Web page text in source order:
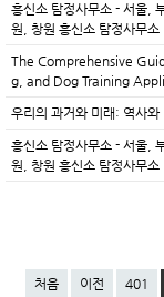
흥신소 탐정사무소 - 서울,
원, 창원 흥신소 탐정사무소
The Comprehensive
g, and Dog Training
우리의 과거와 미래: 역사와
흥신소 탐정사무소 - 서울,
원, 창원 흥신소 탐정사무소
처음 이전 401